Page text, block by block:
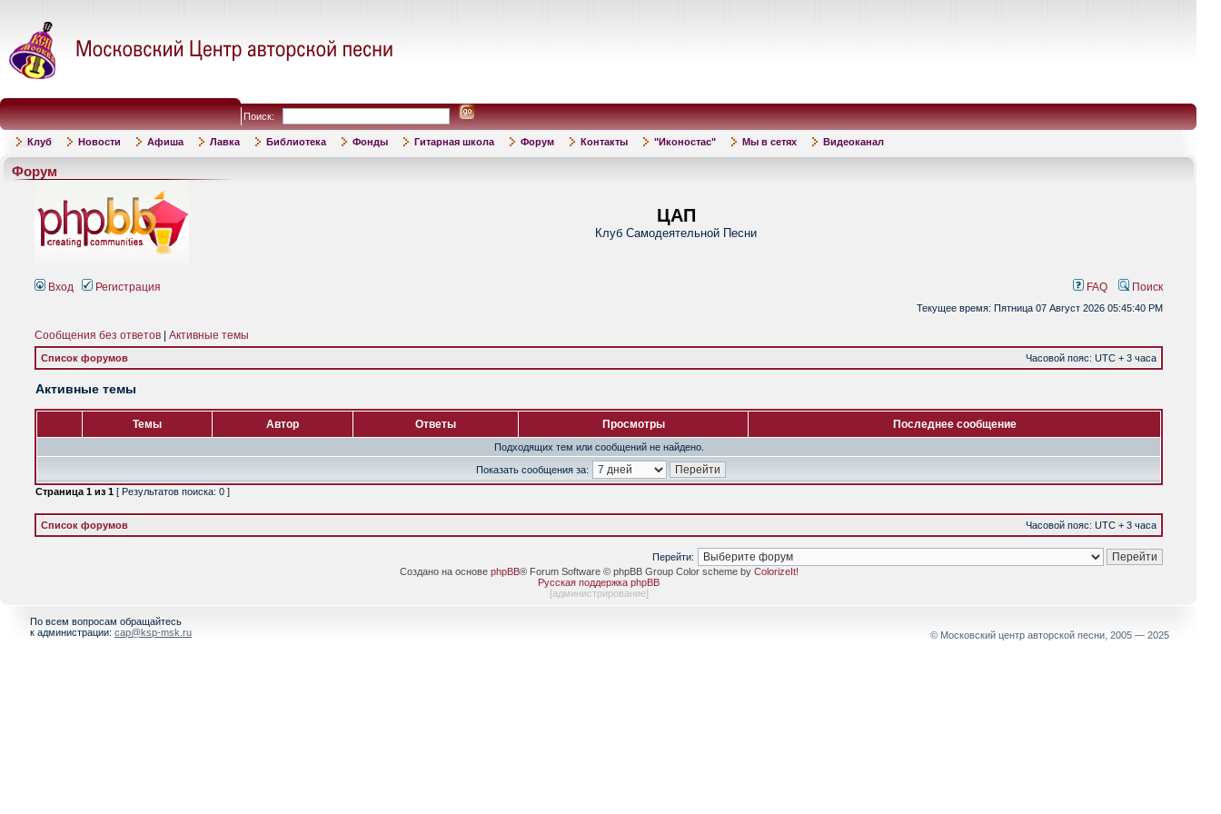
Поиск:
Клуб Новости Афиша Лавка Библиотека Фонды Гитарная школа Форум Контакты "Иконостас" Мы в сетях Видеоканал
Форум
ЦАП
Клуб Самодеятельной Песни
Вход Регистрация FAQ Поиск
Текущее время: Пятница 07 Август 2026 05:45:40 PM
Сообщения без ответов Активные темы
Список форумов Часовой пояс: UTC + 3 часа
Активные темы
Темы Автор Ответы Просмотры Последнее сообщение
Подходящих тем или сообщений не найдено.
Показать сообщения за:
Страница 1 из 1 [ Результатов поиска: 0 ]
Список форумов Часовой пояс: UTC + 3 часа
Перейти:
Создано на основе phpBB® Forum Software © phpBB Group Color scheme by ColorizeIt!
Русская поддержка phpBB
[администрирование]
По всем вопросам обращайтесь
к администрации: cap@ksp-msk.ru © Московский центр авторской песни, 2005 — 2025